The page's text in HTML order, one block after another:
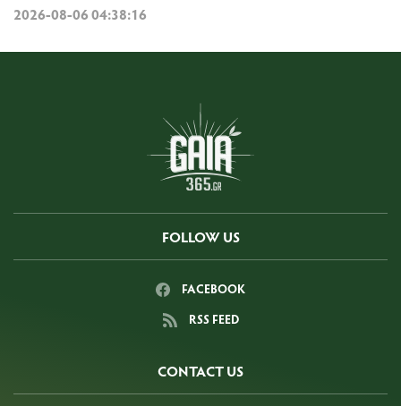
2026-08-06 04:38:16
FOLLOW US
FACEBOOK
RSS FEED
CONTACT US